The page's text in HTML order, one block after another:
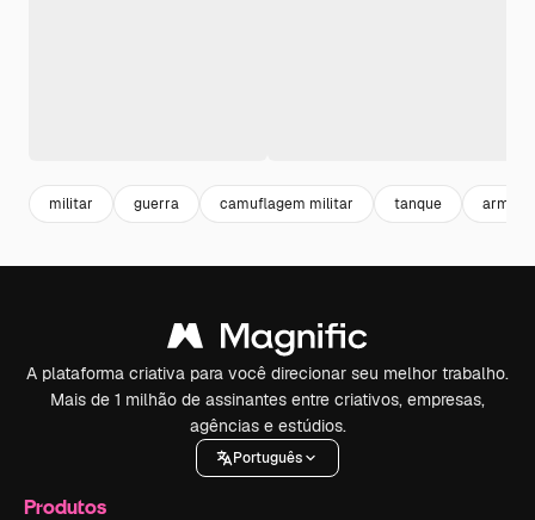
militar guerra camuflagem militar tanque arma
A plataforma criativa para você direcionar seu melhor trabalho.
Mais de 1 milhão de assinantes entre criativos, empresas,
agências e estúdios.
Português
Produtos